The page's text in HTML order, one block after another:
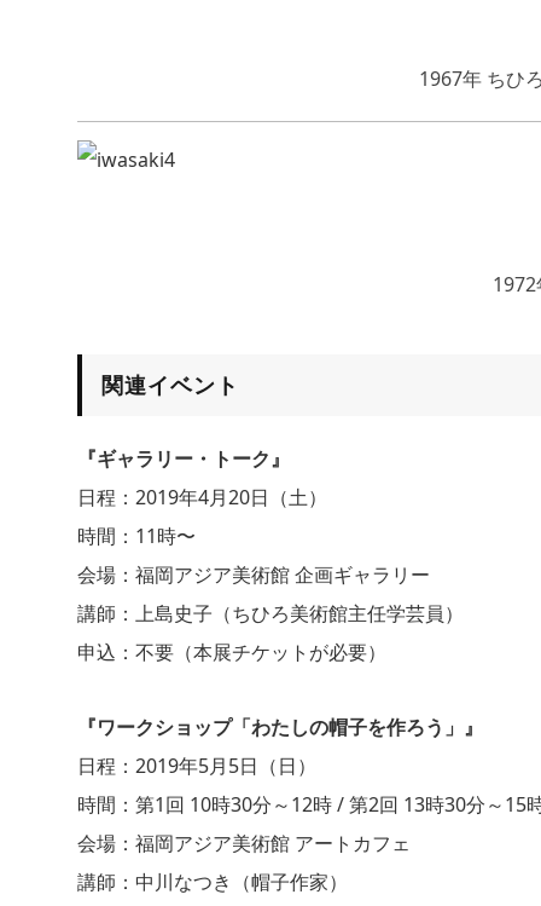
1967年 ちひ
関連イベント
『ギャラリー・トーク』
日程：2019年4月20日（土）
時間：11時〜
会場：福岡アジア美術館 企画ギャラリー
講師：上島史子（ちひろ美術館主任学芸員）
申込：不要（本展チケットが必要）
『ワークショップ「わたしの帽子を作ろう」』
日程：2019年5月5日（日）
時間：第1回 10時30分～12時 / 第2回 13時30分～15
会場：福岡アジア美術館 アートカフェ
講師：中川なつき（帽子作家）